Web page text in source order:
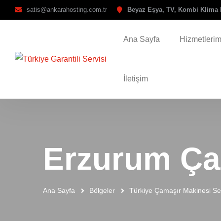
satis@ankarahosting.com.tr Beyaz Eşya, TV, Kombi
Ana Sayfa
İletişim
Erzurum
Ana Sayfa Bölgeler Türkiye Çamaşır Makinesi